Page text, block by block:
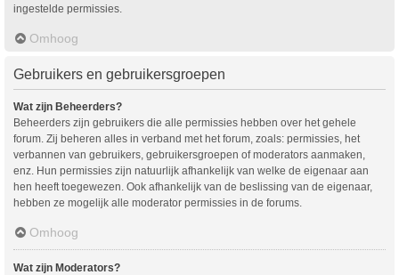
ingestelde permissies.
Omhoog
Gebruikers en gebruikersgroepen
Wat zijn Beheerders?
Beheerders zijn gebruikers die alle permissies hebben over het gehele
forum. Zij beheren alles in verband met het forum, zoals: permissies, het
verbannen van gebruikers, gebruikersgroepen of moderators aanmaken,
enz. Hun permissies zijn natuurlijk afhankelijk van welke de eigenaar aan
hen heeft toegewezen. Ook afhankelijk van de beslissing van de eigenaar,
hebben ze mogelijk alle moderator permissies in de forums.
Omhoog
Wat zijn Moderators?